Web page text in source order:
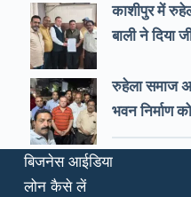
काशीपुर में
बाली ने दिया
रुहेला समाज
भवन निर्माण
बिजनेस आईडिया
लोन कैसे लें